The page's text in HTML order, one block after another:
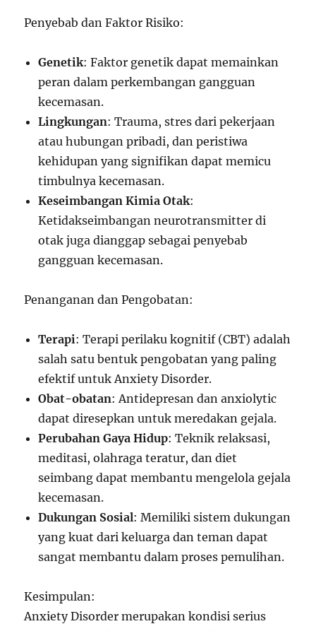
Penyebab dan Faktor Risiko:
Genetik: Faktor genetik dapat memainkan
peran dalam perkembangan gangguan
kecemasan.
Lingkungan: Trauma, stres dari pekerjaan
atau hubungan pribadi, dan peristiwa
kehidupan yang signifikan dapat memicu
timbulnya kecemasan.
Keseimbangan Kimia Otak:
Ketidakseimbangan neurotransmitter di
otak juga dianggap sebagai penyebab
gangguan kecemasan.
Penanganan dan Pengobatan:
Terapi: Terapi perilaku kognitif (CBT) adalah
salah satu bentuk pengobatan yang paling
efektif untuk Anxiety Disorder.
Obat-obatan: Antidepresan dan anxiolytic
dapat diresepkan untuk meredakan gejala.
Perubahan Gaya Hidup: Teknik relaksasi,
meditasi, olahraga teratur, dan diet
seimbang dapat membantu mengelola gejala
kecemasan.
Dukungan Sosial: Memiliki sistem dukungan
yang kuat dari keluarga dan teman dapat
sangat membantu dalam proses pemulihan.
Kesimpulan:
Anxiety Disorder merupakan kondisi serius